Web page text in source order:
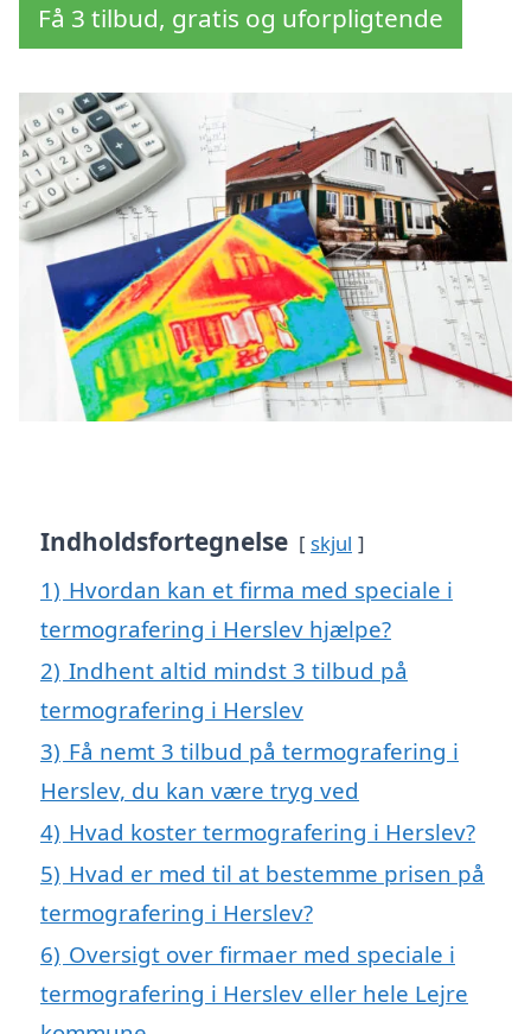
Få 3 tilbud, gratis og uforpligtende
Indholdsfortegnelse skjul
1) Hvordan kan et firma med speciale i
termografering i Herslev hjælpe?
2) Indhent altid mindst 3 tilbud på
termografering i Herslev
3) Få nemt 3 tilbud på termografering i
Herslev, du kan være tryg ved
4) Hvad koster termografering i Herslev?
5) Hvad er med til at bestemme prisen på
termografering i Herslev?
6) Oversigt over firmaer med speciale i
termografering i Herslev eller hele Lejre